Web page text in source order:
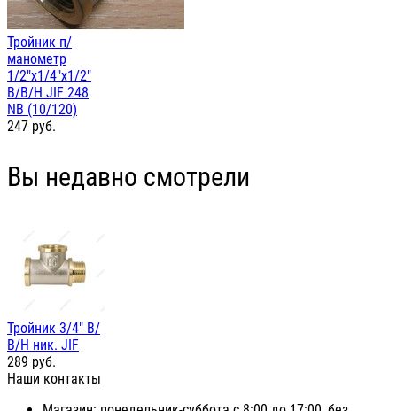
Тройник п/
манометр
1/2"х1/4"х1/2"
В/В/Н JIF 248
NB (10/120)
247 руб.
Вы недавно смотрели
Тройник 3/4" В/
В/Н ник. JIF
289 руб.
Наши контакты